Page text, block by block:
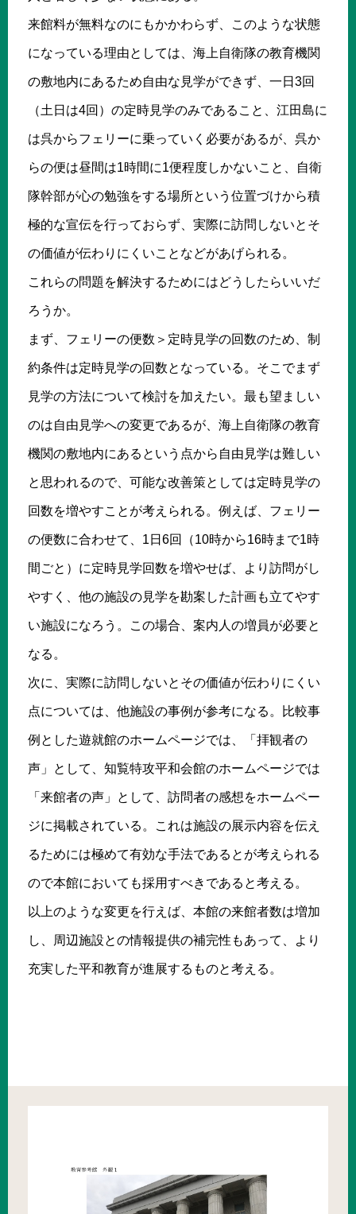
来館料が無料なのにもかかわらず、このような状態
になっている理由としては、海上自衛隊の教育機関
の敷地内にあるため自由な見学ができず、一日3回
（土日は4回）の定時見学のみであること、江田島に
は呉からフェリーに乗っていく必要があるが、呉か
らの便は昼間は1時間に1便程度しかないこと、自衛
隊幹部が心の勉強をする場所という位置づけから積
極的な宣伝を行っておらず、実際に訪問しないとそ
の価値が伝わりにくいことなどがあげられる。
これらの問題を解決するためにはどうしたらいいだ
ろうか。
まず、フェリーの便数＞定時見学の回数のため、制
約条件は定時見学の回数となっている。そこでまず
見学の方法について検討を加えたい。最も望ましい
のは自由見学への変更であるが、海上自衛隊の教育
機関の敷地内にあるという点から自由見学は難しい
と思われるので、可能な改善策としては定時見学の
回数を増やすことが考えられる。例えば、フェリー
の便数に合わせて、1日6回（10時から16時まで1時
間ごと）に定時見学回数を増やせば、より訪問がし
やすく、他の施設の見学を勘案した計画も立てやす
い施設になろう。この場合、案内人の増員が必要と
なる。
次に、実際に訪問しないとその価値が伝わりにくい
点については、他施設の事例が参考になる。比較事
例とした遊就館のホームページでは、「拝観者の
声」として、知覧特攻平和会館のホームページでは
「来館者の声」として、訪問者の感想をホームペー
ジに掲載されている。これは施設の展示内容を伝え
るためには極めて有効な手法であるとが考えられる
ので本館においても採用すべきであると考える。
以上のような変更を行えば、本館の来館者数は増加
し、周辺施設との情報提供の補完性もあって、より
充実した平和教育が進展するものと考える。